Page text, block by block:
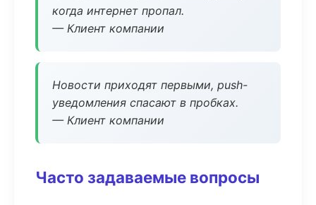
когда интернет пропал.
— Клиент компании
Новости приходят первыми, push-
уведомления спасают в пробках.
— Клиент компании
Часто задаваемые вопросы